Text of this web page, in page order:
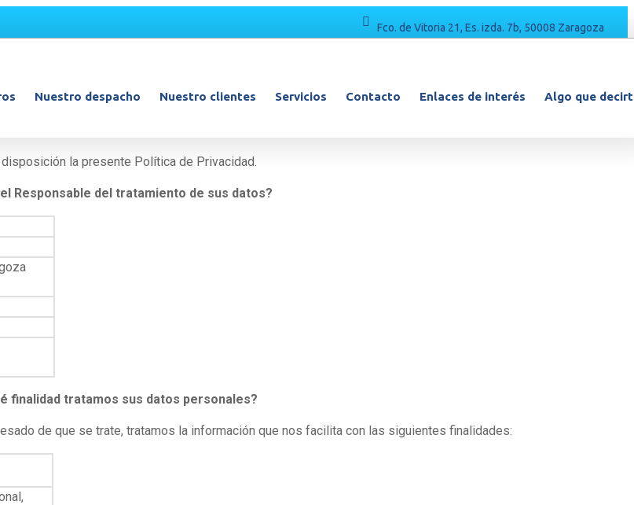
Fco. de Vitoria 21, Es. izda. 7b, 50008 Zaragoza
Nuestro despacho Nuestro clientes Servicios Contacto Enlaces de interés Algo que
la presente Política de Privacidad.
Responsable del tratamiento de sus datos?
finalidad tratamos sus datos personales?
de que se trate, tratamos la información que nos facilita con las siguientes finalidades: